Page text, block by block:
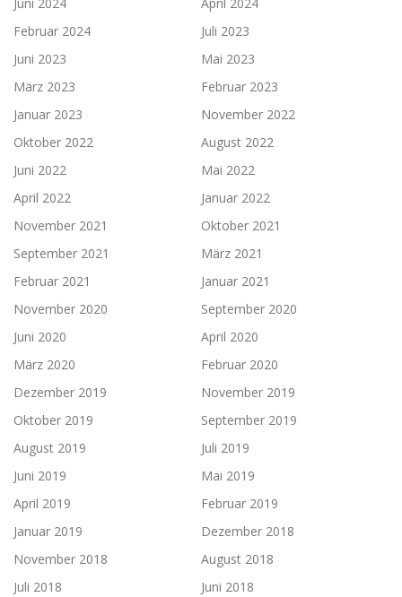
Februar 2024
Juli 2023
Juni 2023
Mai 2023
März 2023
Februar 2023
Januar 2023
November 2022
Oktober 2022
August 2022
Juni 2022
Mai 2022
April 2022
Januar 2022
November 2021
Oktober 2021
September 2021
März 2021
Februar 2021
Januar 2021
November 2020
September 2020
Juni 2020
April 2020
März 2020
Februar 2020
Dezember 2019
November 2019
Oktober 2019
September 2019
August 2019
Juli 2019
Juni 2019
Mai 2019
April 2019
Februar 2019
Januar 2019
Dezember 2018
November 2018
August 2018
Juli 2018
Juni 2018